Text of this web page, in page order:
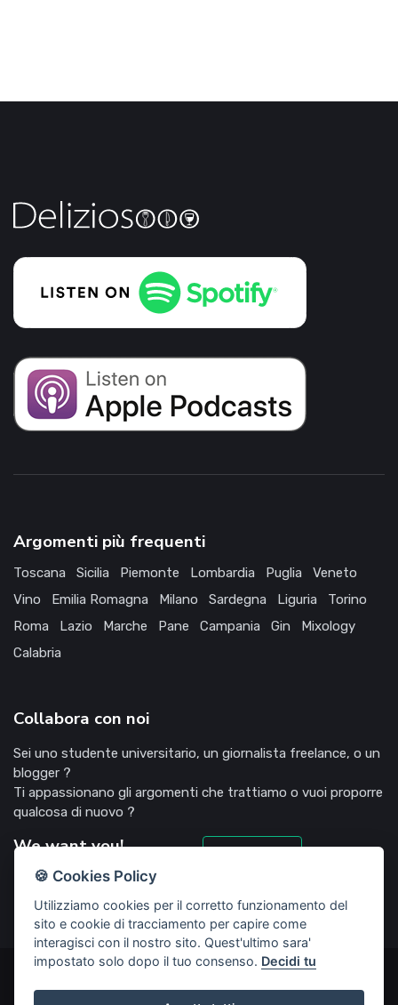
Argomenti più frequenti
Toscana Sicilia Piemonte Lombardia Puglia
Veneto
Vino
Emilia Romagna Milano Sardegna Liguria
Torino
Roma
Lazio Marche Pane Campania Gin
Mixology
Calabria
Collabora con noi
Sei uno studente universitario, un giornalista freelance, o un
blogger ?
Ti appassionano gli argomenti che trattiamo o vuoi proporre
qualcosa di nuovo ?
We want you!
©2022 Deliziosooo.it - v. 1.1.0 - Tutti i diritti sono riservati,
🍪 Cookies Policy
Utilizziamo cookies per il corretto funzionamento del
sito e cookie di tracciamento per capire come
interagisci con il nostro sito. Quest'ultimo sara'
impostato solo dopo il tuo consenso. Decidi tu